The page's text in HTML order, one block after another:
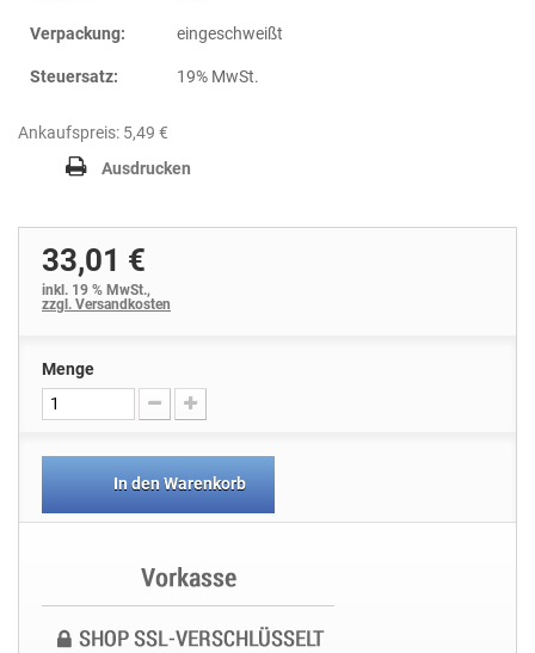
Verpackung: eingeschweißt
Steuersatz: 19% MwSt.
Ankaufspreis: 5,49 €
Ausdrucken
33,01 €
inkl. 19 % MwSt.,
zzgl. Versandkosten
Menge
In den Warenkorb